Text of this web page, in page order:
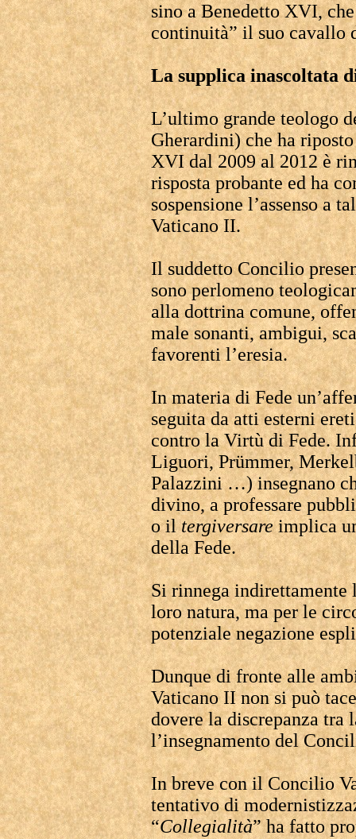
sino a Benedetto XVI,
continuità” il suo cavallo
La supplica inascoltata
L’ultimo grande teologo
Gherardini) che ha
XVI dal 2009 al 2012 è
risposta probante ed ha
sospensione l’assenso a
Vaticano II.
Il suddetto Concilio
sono perlomeno
alla dottrina comune,
male sonanti, ambigui,
favorenti l’eresia.
In materia di Fede
seguita da atti esterni
contro la Virtù di Fede.
Liguori, Prümmer,
Palazzini …) insegnano
divino, a professare
o iltergiversareimplica
della Fede.
Si rinnega indirettamente
loro natura, ma per le
potenziale negazione
Dunque di fronte alle
Vaticano II non si può
dovere la discrepanza tra
l’insegnamento del
In breve con il Concilio
tentativo di
“Collegialità” ha fatto